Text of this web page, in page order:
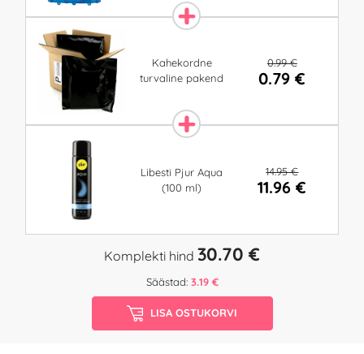
Kahekordne
turvaline pakend
0.99 €
0.79 €
Libesti Pjur Aqua
(100 ml)
14.95 €
11.96 €
Komplekti hind 30.70 €
Säästad: 3.19 €
LISA OSTUKORVI